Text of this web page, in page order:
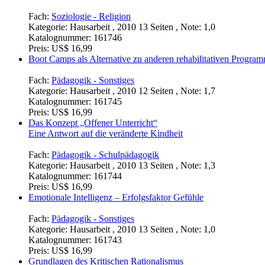
Fach: Soziologie - Religion
Kategorie: Hausarbeit , 2010 13 Seiten , Note: 1,0
Katalognummer: 161746
Preis: US$ 16,99
Boot Camps als Alternative zu anderen rehabilitativen
Fach: Pädagogik - Sonstiges
Kategorie: Hausarbeit , 2010 12 Seiten , Note: 1,7
Katalognummer: 161745
Preis: US$ 16,99
Das Konzept „Offener Unterricht“
Eine Antwort auf die veränderte Kindheit
Fach: Pädagogik - Schulpädagogik
Kategorie: Hausarbeit , 2010 13 Seiten , Note: 1,3
Katalognummer: 161744
Preis: US$ 16,99
Emotionale Intelligenz – Erfolgsfaktor Gefühle
Fach: Pädagogik - Sonstiges
Kategorie: Hausarbeit , 2010 13 Seiten , Note: 1,0
Katalognummer: 161743
Preis: US$ 16,99
Grundlagen des Kritischen Rationalismus